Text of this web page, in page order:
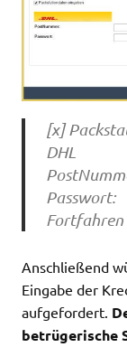
[x]
DHL
Passwort:
Fortfahren
Anschließend
Eingabe der
aufgefordert.
betrügerische